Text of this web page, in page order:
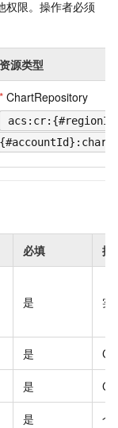
权限。操作者必须
资源类型
* ChartRepository
{#accountId}:chart/
必填 描
是 实
是
是
是 仓